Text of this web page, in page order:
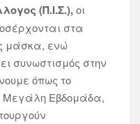
(Π.Ι.Σ.),οι
στα
μάσκα, ενώ
συνωστισμός στην
όπως το
Μεγάλη Εβδομάδα,